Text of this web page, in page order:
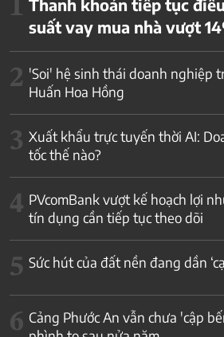
1 Thanh khoản tiếp tục
suất vay mua nhà vượt
2 'Soi' hệ sinh thái doanh nghiệp
Huấn Hoa Hồng
3 Xuất khẩu trực tuyến thời AI:
tốc thế nào?
4 PVcomBank vượt kế hoạch lợi
tín dụng cần tiếp tục theo dõi
5 Sức hút của đất nền đang dần
6 Cảng Phước An vẫn chưa 'cập